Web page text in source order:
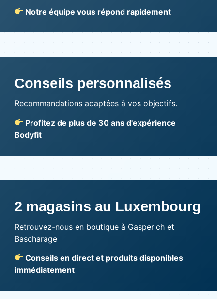
Notre équipe vous répond rapidement
Conseils personnalisés
Recommandations adaptées à vos objectifs.
Profitez de plus de 30 ans d'expérience
Bodyfit
2 magasins au Luxembourg
Retrouvez-nous en boutique à Gasperich et
Bascharage
Conseils en direct et produits disponibles
immédiatement